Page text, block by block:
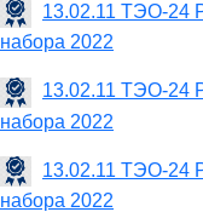
13.02.11 ТЭО-24
набора 2022
13.02.11 ТЭО-24
набора 2022
13.02.11 ТЭО-24
набора 2022